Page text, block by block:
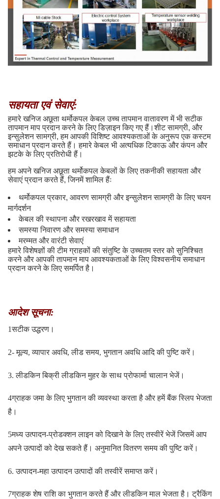
सहायता एवं सेवाएं:
हमारे खनिज अछूता थर्मोकपल केबल उच्च तापमान वातावरण में भी सटीक
तापमान माप प्रदान करने के लिए डिज़ाइन किए गए हैं।शीट सामग्री, और
इन्सुलेशन सामग्री, हम आपकी विशिष्ट आवश्यकताओं के अनुरूप एक कस्टम
समाधान प्रदान करते हैं। हमारे केबल भी अत्यधिक टिकाऊ और कंपन और
झटके के लिए प्रतिरोधी हैं।
हम अपने खनिज अछूता थर्मोकपल केबलों के लिए तकनीकी सहायता और
सेवाएं प्रदान करते हैं, जिनमें शामिल हैंः
थर्मोकपल प्रकार, आवरण सामग्री और इन्सुलेशन सामग्री के लिए चयन
मार्गदर्शन
केबल की स्थापना और रखरखाव में सहायता
समस्या निवारण और समस्या समाधान
मरम्मत और वारंटी सेवाएं
हमारे विशेषज्ञों की टीम ग्राहकों की संतुष्टि के उच्चतम स्तर को सुनिश्चित
करने और आपकी तापमान माप आवश्यकताओं के लिए विश्वसनीय समाधान
प्रदान करने के लिए समर्पित है।
आदेश सूचना:
1सटीक उद्धरण।
2- मूल्य, व्यापार अवधि, लीड समय, भुगतान अवधि आदि की पुष्टि करें।
3. लीडकिन बिक्री लीडकिन मुहर के साथ प्रोफार्मा चालान भेजें।
4ग्राहक जमा के लिए भुगतान की व्यवस्था करता है और हमें बैंक स्लिप भेजता
है।
5मध्य उत्पादन-प्रोडक्शन लाइन को दिखाने के लिए तस्वीरें भेजें जिसमें आप
अपने उत्पादों को देख सकते हैं। अनुमानित वितरण समय की पुष्टि करें।
6. उत्पादन-महा उत्पादन उत्पादों की तस्वीरें समाप्त करें।
7ग्राहक शेष राशि का भुगतान करते हैं और लीडकिन माल भेजता है। ट्रैकिंग